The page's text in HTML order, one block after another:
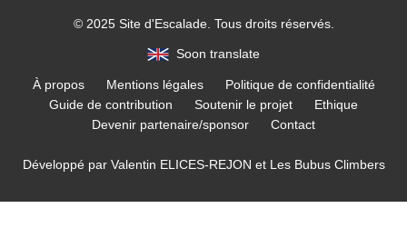
© 2025 Site d'Escalade. Tous droits réservés.
Soon translate
À propos Mentions légales
Politique de confidentialité
Guide de contribution
Soutenir le projet
Ethique
Devenir partenaire/sponsor
Contact
Développé par Valentin ELICES-REJON et Les Bubus Climbers